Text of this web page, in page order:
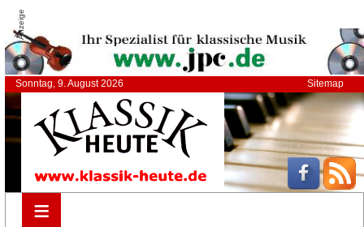
Anzeige
Sonntag, 9. August 2026 Sitemap
≡
≡